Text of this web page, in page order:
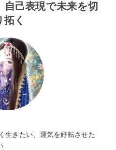
己表現で未来を切
拓く
生きたい、運気を好転させた